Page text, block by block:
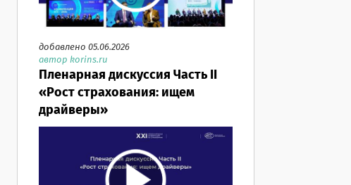
добавлено 05.06.2026
автор korins.ru
Пленарная дискуссия Часть II
«Рост страхования: ищем
драйверы»